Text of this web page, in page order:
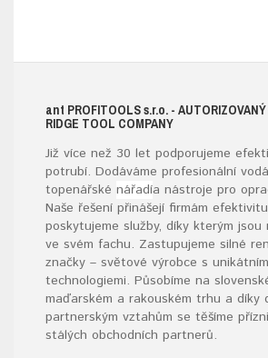
ant PROFITOOLSs.r.o. -
RIDGE TOOL COMPANY
Již více než 30 let podporujeme
potrubí. Dodáváme profesionální
topenářské nářadía nástroje pro
Naše řešení přinášejí firmám
poskytujeme služby, díky kterým jsou
ve svém fachu. Zastupujeme silné
značky – světové výrobce s
technologiemi. Působíme na
maďarském a rakouském trhu a díky
partnerským vztahům se těšíme
stálých obchodních partnerů.